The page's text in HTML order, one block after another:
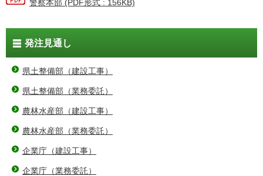
警察本部 (PDF形式 : 156KB)
発注見通し
県土整備部（建設工事）
県土整備部（業務委託）
農林水産部（建設工事）
農林水産部（業務委託）
企業庁（建設工事）
企業庁（業務委託）